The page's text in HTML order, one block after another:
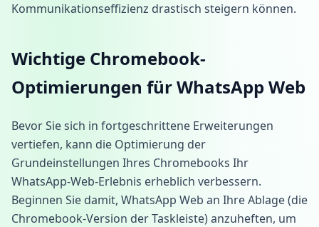
Kommunikationseffizienz drastisch steigern können.
Wichtige Chromebook-
Optimierungen für WhatsApp Web
Bevor Sie sich in fortgeschrittene Erweiterungen
vertiefen, kann die Optimierung der
Grundeinstellungen Ihres Chromebooks Ihr
WhatsApp-Web-Erlebnis erheblich verbessern.
Beginnen Sie damit, WhatsApp Web an Ihre Ablage (die
Chromebook-Version der Taskleiste) anzuheften, um